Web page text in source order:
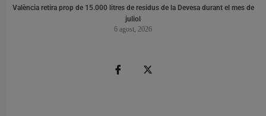
València retira prop de 15.000 litres de residus de la Devesa durant el mes de
juliol
6 agost, 2026